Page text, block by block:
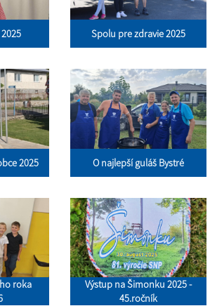
Spolu pre zdravie 2025
2025 O najlepší guláš Bystré
roka
Výstup na Šimonku 2025 -
45.ročník